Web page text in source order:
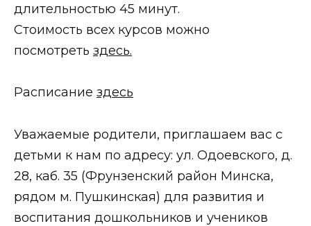
длительностью 45 минут.
Стоимость всех курсов можно
посмотреть здесь.
Расписание здесь
Уважаемые родители, приглашаем вас с
детьми к нам по адресу: ул. Одоевского, д.
28, каб. 35 (Фрунзенский район Минска,
рядом м. Пушкинская) для развития и
воспитания дошкольников и учеников